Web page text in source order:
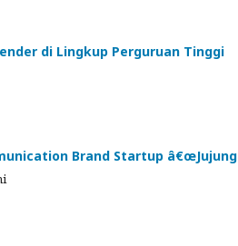
di Lingkup Perguruan Tinggi
Brand Startup